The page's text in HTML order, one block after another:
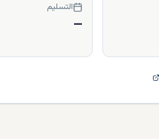
التسليم
—